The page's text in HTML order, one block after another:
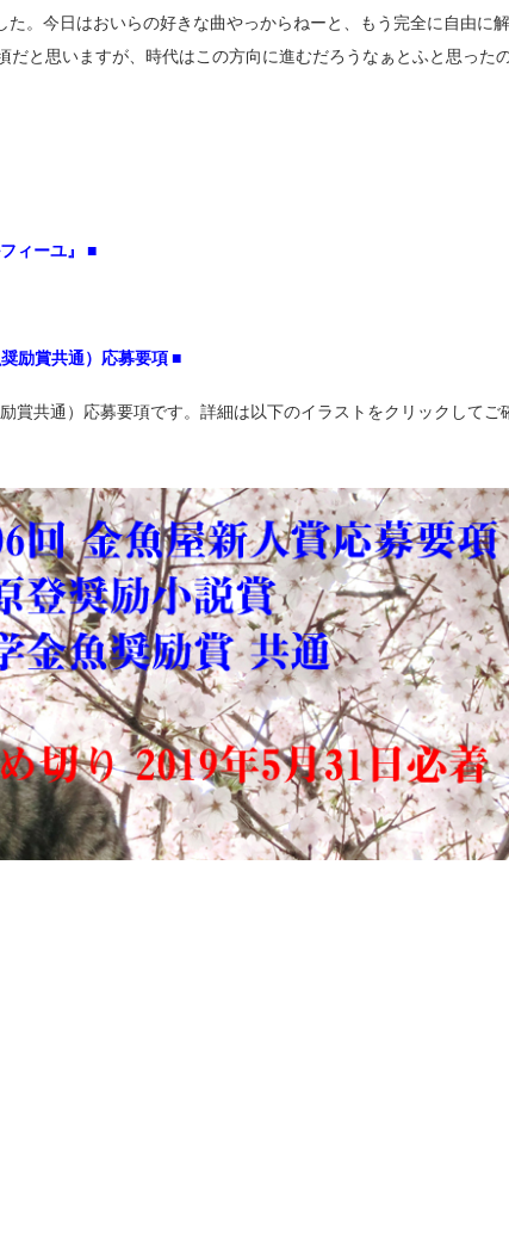
。今日はおいらの好きな曲やっからねーと、もう完全に自由に解
と思いますが、時代はこの方向に進むだろうなぁとふと思った
ィーユ』 ■
励賞共通）応募要項■
賞共通）応募要項です。詳細は以下のイラストをクリックしてご